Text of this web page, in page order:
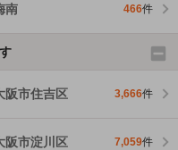
南 466件
阪市住吉区 3,666件
阪市淀川区 7,059件